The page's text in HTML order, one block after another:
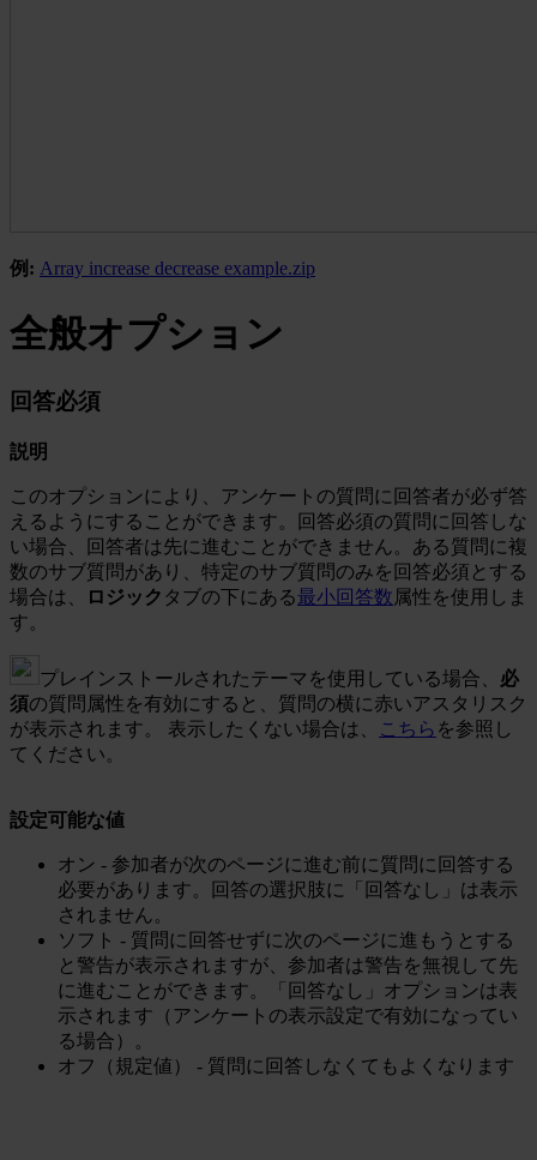
例: Array increase decrease example.zip
全般オプション
回答必須
説明
このオプションにより、アンケートの質問に回答者が必ず答
えるようにすることができます。回答必須の質問に回答しな
い場合、回答者は先に進むことができません。ある質問に複
数のサブ質問があり、特定のサブ質問のみを回答必須とする
場合は、
ロジック タブの下にある最小回答数 属性を使用しま
す。
プレインストールされたテーマを使用している場合、 必
須の質問属性を有効にすると、質問の横に赤いアスタリスク
が表示されます。 表示したくない場合は、
こちら を参照し
てください。
設定可能な値
オン - 参加者が次のページに進む前に質問に回答する
必要があります。回答の選択肢に「回答なし」は表示
されません。
ソフト - 質問に回答せずに次のページに進もうとする
と警告が表示されますが、参加者は警告を無視して先
に進むことができます。「回答なし」オプションは表
示されます（アンケートの表示設定で有効になってい
る場合）。
オフ（規定値） - 質問に回答しなくてもよくなります